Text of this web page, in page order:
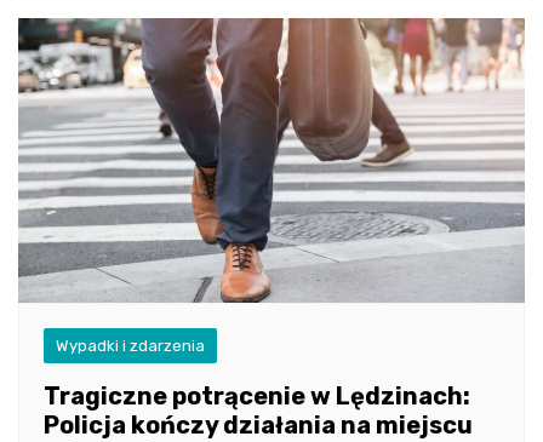
Wypadki i zdarzenia
Tragiczne potrącenie w Lędzinach:
Policja kończy działania na miejscu